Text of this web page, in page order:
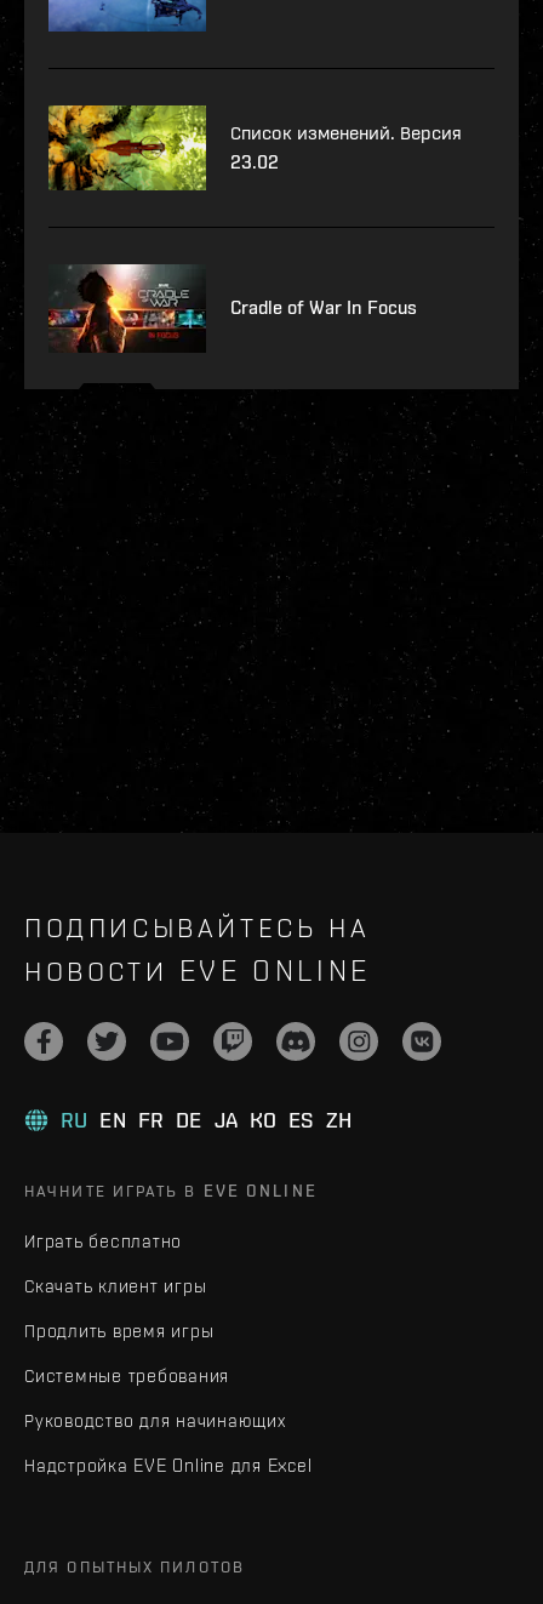
Список изменений. Версия
23.02
Cradle of War In Focus
ПОДПИСЫВАЙТЕСЬ НА
НОВОСТИ EVE ONLINE
RU EN FR DE JA KO ES ZH
НАЧНИТЕ ИГРАТЬ В EVE ONLINE
Играть бесплатно
Скачать клиент игры
Продлить время игры
Системные требования
Руководство для начинающих
Надстройка EVE Online для Excel
ДЛЯ ОПЫТНЫХ ПИЛОТОВ